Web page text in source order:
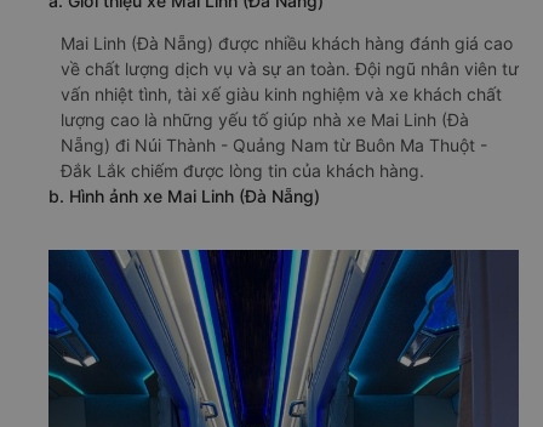
🚌 3. Xe Mai Linh (Đà Nẵng) khởi hành tại 71 Nguyễn
Chí Thanh (Bến xe phía bắc Buôn Ma Thuột)
a. Giới thiệu xe Mai Linh (Đà Nẵng)
Mai Linh (Đà Nẵng) được nhiều khách hàng đánh giá cao
về chất lượng dịch vụ và sự an toàn. Đội ngũ nhân viên tư
vấn nhiệt tình, tài xế giàu kinh nghiệm và xe khách chất
lượng cao là những yếu tố giúp nhà xe Mai Linh (Đà
Đắk Lắk chiếm được lòng tin của khách hàng.
b. Hình ảnh xe Mai Linh (Đà Nẵng)